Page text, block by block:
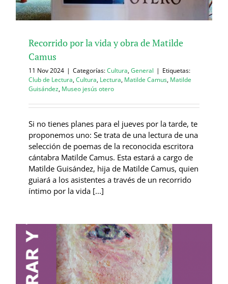
Recorrido por la vida y obra de Matilde
Camus
11 Nov 2024 | Categorías:Cultura,General | Etiquetas:
Club de Lectura,Cultura, Lectura, Matilde Camus, Matilde
Guisández, Museo jesús otero
Si no tienes planes para el jueves por la tarde, te
proponemos uno: Se trata de una lectura de una
selección de poemas de la reconocida escritora
cántabra Matilde Camus. Esta estará a cargo de
Matilde Guisández, hija de Matilde Camus, quien
guiará a los asistentes a través de un recorrido
íntimo por la vida [...]